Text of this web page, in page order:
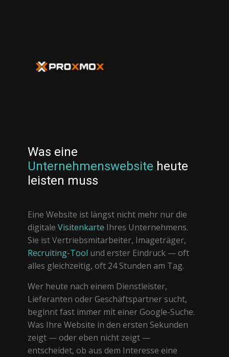
Was eine
Unternehmenswebsite heute
leisten muss
Eine Website ist längst nicht mehr nur die
digitale Visitenkarte Ihres Unternehmens.
Sie ist Vertriebsmitarbeiter, Imageträger,
Recruiting-Tool und erster Eindruck — oft
alles gleichzeitig, oft 24 Stunden am Tag.
Wer heute nach einem Dienstleister,
Lieferanten oder Geschäftspartner sucht,
beginnt fast immer mit einer Google-Suche.
Was Ihre Website in den ersten Sekunden
zeigt — oder eben nicht zeigt —
entscheidet, ob aus dem Interesse eine